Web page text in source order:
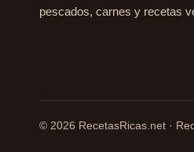
pescados, carnes y recetas
© 2026 RecetasRicas.net ·